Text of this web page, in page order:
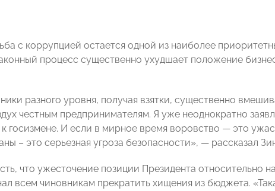
с коррупцией остается одной из наиболее
процесс существенно ухудшает положение
разного уровня, получая взятки, существенно
честным предпринимателям. Я уже неоднократно
госизмене. И если в мирное время воровство — это
– это серьезная угроза безопасности», — рассказал
что ужесточение позиции Президента относительно
всем чиновникам прекратить хищения из бюджета.